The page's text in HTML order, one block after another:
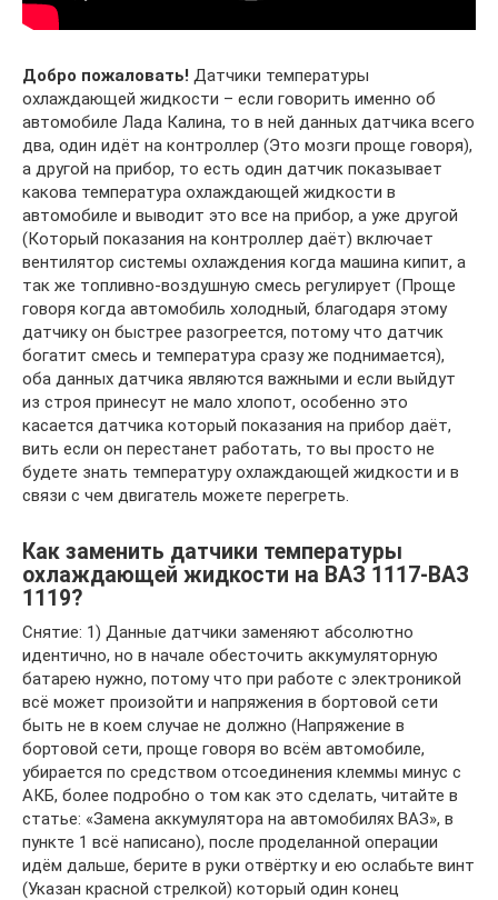
Добро пожаловать! Датчики температуры
охлаждающей жидкости – если говорить именно об
автомобиле Лада Калина, то в ней данных датчика всего
два, один идёт на контроллер (Это мозги проще говоря),
а другой на прибор, то есть один датчик показывает
какова температура охлаждающей жидкости в
автомобиле и выводит это все на прибор, а уже другой
(Который показания на контроллер даёт) включает
вентилятор системы охлаждения когда машина кипит, а
так же топливно-воздушную смесь регулирует (Проще
говоря когда автомобиль холодный, благодаря этому
датчику он быстрее разогреется, потому что датчик
богатит смесь и температура сразу же поднимается),
оба данных датчика являются важными и если выйдут
из строя принесут не мало хлопот, особенно это
касается датчика который показания на прибор даёт,
вить если он перестанет работать, то вы просто не
будете знать температуру охлаждающей жидкости и в
связи с чем двигатель можете перегреть.
Как заменить датчики температуры
охлаждающей жидкости на ВАЗ 1117-ВАЗ
1119?
Снятие: 1) Данные датчики заменяют абсолютно
идентично, но в начале обесточить аккумуляторную
батарею нужно, потому что при работе с электроникой
всё может произойти и напряжения в бортовой сети
быть не в коем случае не должно (Напряжение в
бортовой сети, проще говоря во всём автомобиле,
убирается по средством отсоединения клеммы минус с
АКБ, более подробно о том как это сделать, читайте в
статье: «Замена аккумулятора на автомобилях ВАЗ», в
пункте 1 всё написано), после проделанной операции
идём дальше, берите в руки отвёртку и ею ослабьте винт
(Указан красной стрелкой) который один конец